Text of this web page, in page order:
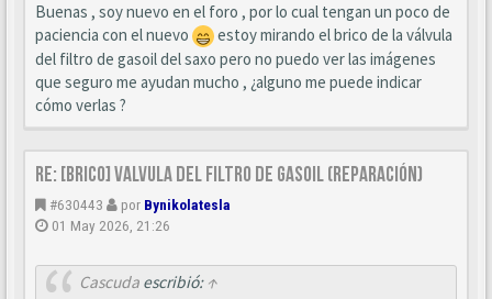
Buenas , soy nuevo en el foro , por lo cual tengan un poco de
paciencia con el nuevo
estoy mirando el brico de la válvula
del filtro de gasoil del saxo pero no puedo ver las imágenes
que seguro me ayudan mucho , ¿alguno me puede indicar
cómo verlas ?
Re: [BRICO] Valvula del filtro de gasoil (reparación)
#630443 por Bynikolatesla
01 May 2026, 21:26
Cascudaescribió: ↑